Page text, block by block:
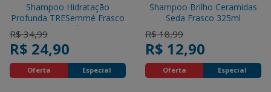
Shampoo Hidratação
Profunda TRESemmé Frasco
400ml
Price reduced from
R$ 34,99to
R$ 24,90
Oferta Especial
Shampoo Brilho Ceramidas
Seda Frasco 325ml
Price reduced from
R$ 18,99to
R$ 12,90
Oferta Especial